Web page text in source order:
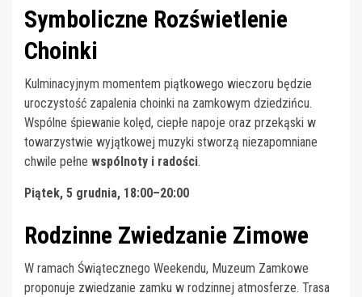
Symboliczne Rozświetlenie
Choinki
Kulminacyjnym momentem piątkowego wieczoru będzie
uroczystość zapalenia choinki na zamkowym dziedzińcu.
Wspólne śpiewanie kolęd, ciepłe napoje oraz przekąski w
towarzystwie wyjątkowej muzyki stworzą niezapomniane
chwile pełne wspólnoty i radości.
Piątek, 5 grudnia, 18:00–20:00
Rodzinne Zwiedzanie Zimowe
W ramach Świątecznego Weekendu, Muzeum Zamkowe
proponuje zwiedzanie zamku w rodzinnej atmosferze. Trasa